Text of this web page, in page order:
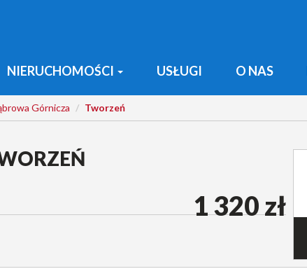
NIERUCHOMOŚCI USŁUGI O NAS
Górnicza Tworzeń
1 320 zł